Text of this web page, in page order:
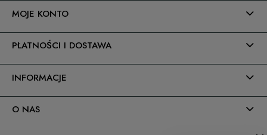
MOJE KONTO
PŁATNOŚCI I DOSTAWA
INFORMACJE
O NAS